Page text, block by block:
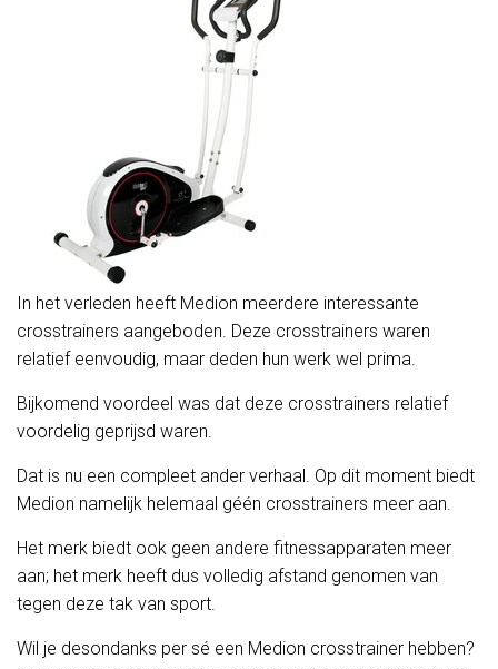
In het verleden heeft Medion meerdere interessante
crosstrainers aangeboden. Deze crosstrainers waren
relatief eenvoudig, maar deden hun werk wel prima.
Bijkomend voordeel was dat deze crosstrainers relatief
voordelig geprijsd waren.
Dat is nu een compleet ander verhaal. Op dit moment biedt
Medion namelijk helemaal géén crosstrainers meer aan.
Het merk biedt ook geen andere fitnessapparaten meer
aan; het merk heeft dus volledig afstand genomen van
tegen deze tak van sport.
Wil je desondanks per sé een Medion crosstrainer hebben?